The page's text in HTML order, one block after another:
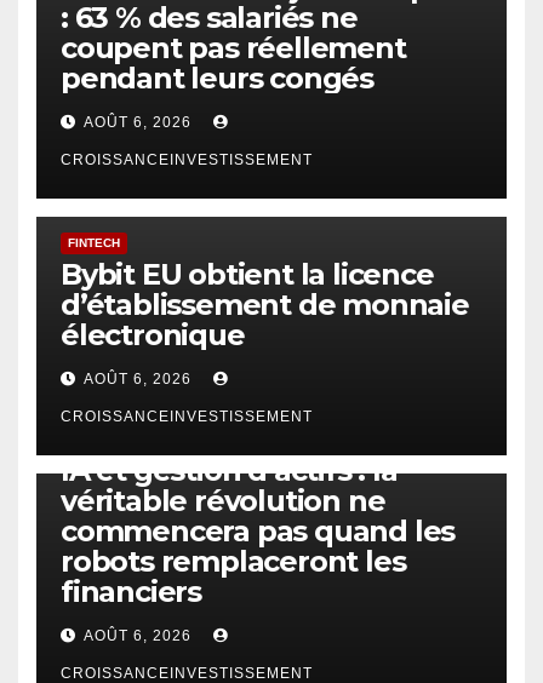
: 63 % des salariés ne
coupent pas réellement
pendant leurs congés
AOÛT 6, 2026
CROISSANCEINVESTISSEMENT
FINTECH
Bybit EU obtient la licence
d’établissement de monnaie
électronique
AOÛT 6, 2026
CROISSANCEINVESTISSEMENT
IA et gestion d’actifs : la
véritable révolution ne
commencera pas quand les
robots remplaceront les
financiers
AOÛT 6, 2026
CROISSANCEINVESTISSEMENT